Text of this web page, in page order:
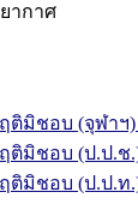
ากาศ
ติมิชอบ (จุฬาฯ)
ติมิชอบ (ป.ป.ช
ติมิชอบ (ป.ป.ท